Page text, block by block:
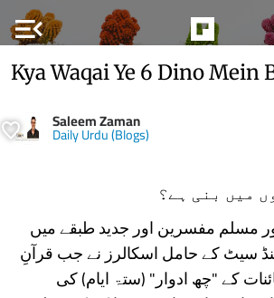
menu_open
Kya Waqai Ye 6 Dino Mein
Saleem Zaman
Daily Urdu (Blogs)
مسلم مفسرین اور جدید طبقے میں
سیٹ کے حامل اسکالرز نے جب قرآنِ
کے "چھ ادوار" (ستۃ ایام) کی